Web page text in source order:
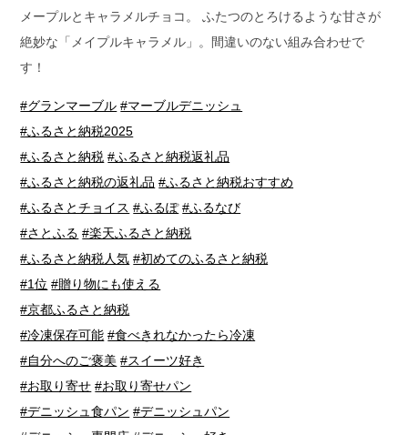
メープルとキャラメルチョコ。 ふたつのとろけるような甘さが
絶妙な「メイプルキャラメル」。間違いのない組み合わせで
す！
#グランマーブル #マーブルデニッシュ
#ふるさと納税2025
#ふるさと納税 #ふるさと納税返礼品
#ふるさと納税の返礼品 #ふるさと納税おすすめ
#ふるさとチョイス #ふるぽ #ふるなび
#さとふる #楽天ふるさと納税
#ふるさと納税人気 #初めてのふるさと納税
#1位 #贈り物にも使える
#京都ふるさと納税
#冷凍保存可能 #食べきれなかったら冷凍
#自分へのご褒美 #スイーツ好き
#お取り寄せ #お取り寄せパン
#デニッシュ食パン #デニッシュパン